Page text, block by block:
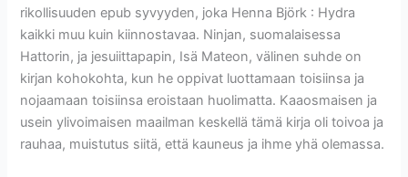
rikollisuuden epub syvyyden, joka Henna Björk : Hydra
kaikki muu kuin kiinnostavaa. Ninjan, suomalaisessa
Hattorin, ja jesuiittapapin, Isä Mateon, välinen suhde on
kirjan kohokohta, kun he oppivat luottamaan toisiinsa ja
nojaamaan toisiinsa eroistaan huolimatta. Kaaosmaisen ja
usein ylivoimaisen maailman keskellä tämä kirja oli toivoa ja
rauhaa, muistutus siitä, että kauneus ja ihme yhä olemassa.